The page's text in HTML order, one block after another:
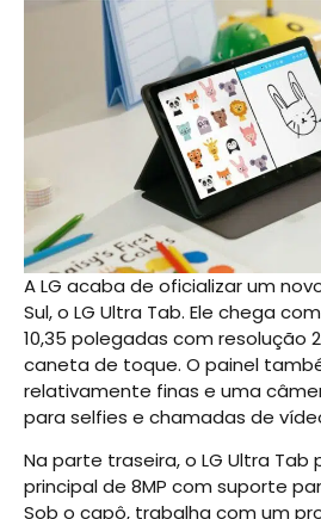
A LG acaba de oficializar um
Sul, o LG Ultra Tab. Ele chega
10,35 polegadas com resolução
caneta de toque. O painel
relativamente finas e uma
para selfies e chamadas de
Na parte traseira, o LG Ultra Tab
principal de 8MP com suporte
Sob o capô, trabalha com um